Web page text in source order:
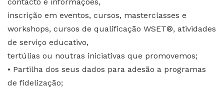
inscrição em eventos, cursos, masterclasses e
workshops, cursos de qualificação WSET®, atividades
de serviço educativo,
tertúlias ou noutras iniciativas que promovemos;
• Partilha dos seus dados para adesão a programas
de fidelização;